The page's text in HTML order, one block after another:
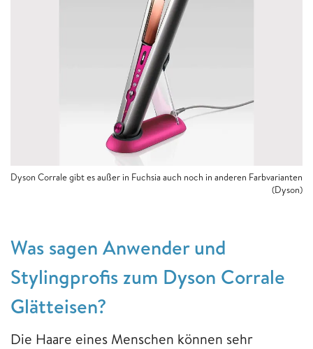
Dyson Corrale gibt es außer in Fuchsia auch noch in anderen Farbvarianten
(Dyson)
Was sagen Anwender und
Stylingprofis zum Dyson Corrale
Glätteisen?
Die Haare eines Menschen können sehr